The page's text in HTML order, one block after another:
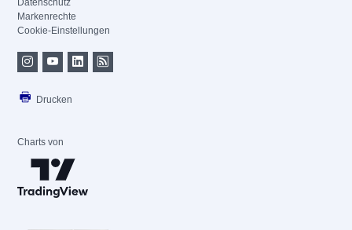
Datenschutz
Markenrechte
Cookie-Einstellungen
Drucken
Charts von